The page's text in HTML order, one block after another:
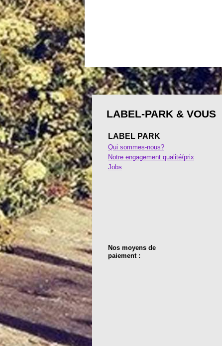
LABEL-PARK & VOUS
LABEL PARK
Qui sommes-nous?
Notre engagement qualité/prix
Jobs
Nos moyens de
paiement :